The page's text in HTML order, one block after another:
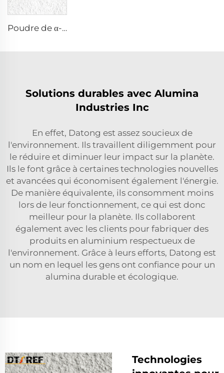
Poudre de α-Al₂O₃ calcinée AW-9FG
Solutions durables avec Alumina
Industries Inc
En effet, Datong est assez soucieux de
l'environnement. Ils travaillent diligemment pour
le réduire et diminuer leur impact sur la planète.
Ils le font grâce à certaines technologies nouvelles
et avancées qui économisent également l'énergie.
De manière équivalente, ils consomment moins
lors de leur fonctionnement, ce qui est donc
meilleur pour la planète. Ils collaborent
également avec les clients pour fabriquer des
produits en aluminium respectueux de
l'environnement. Grâce à leurs efforts, Datong est
un nom en lequel les gens ont confiance pour un
alumina durable et écologique.
Technologies